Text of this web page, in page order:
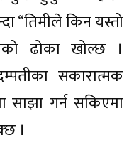
“तिमीले किन यस्तो
ढोका खोल्छ ।
सकारात्मक
साझा गर्न सकिएमा
।